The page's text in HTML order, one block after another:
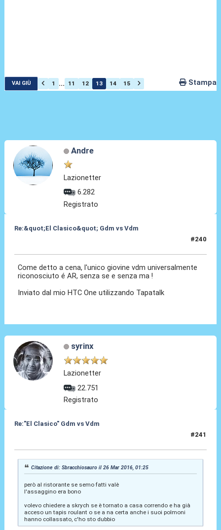
VAI GIÙ 1 ... 11 12 13 14 15 Stampa
Andre
Lazionetter
6.282
Registrato
Re:&quot;El Clasico&quot; Gdm vs Vdm
#240
Come detto a cena, l'unico giovine vdm universalmente
riconosciuto é AR, senza se e senza ma !
Inviato dal mio HTC One utilizzando Tapatalk
syrinx
Lazionetter
22.751
Registrato
Re:"El Clasico" Gdm vs Vdm
#241
Citazione di: Sbracchiosauro il 26 Mar 2016, 01:25
però al ristorante se semo fatti valè
l'assaggino era bono
volevo chiedere a skrych se è tornato a casa correndo e ha già
acceso un tapis roulant o se a na certa anche i suoi polmoni
hanno collassato, c'ho sto dubbio